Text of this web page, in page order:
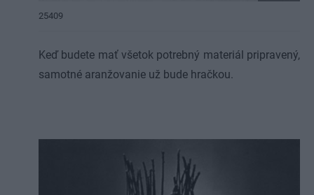
25409
Keď budete mať všetok potrebný materiál pripravený,
samotné aranžovanie už bude hračkou.